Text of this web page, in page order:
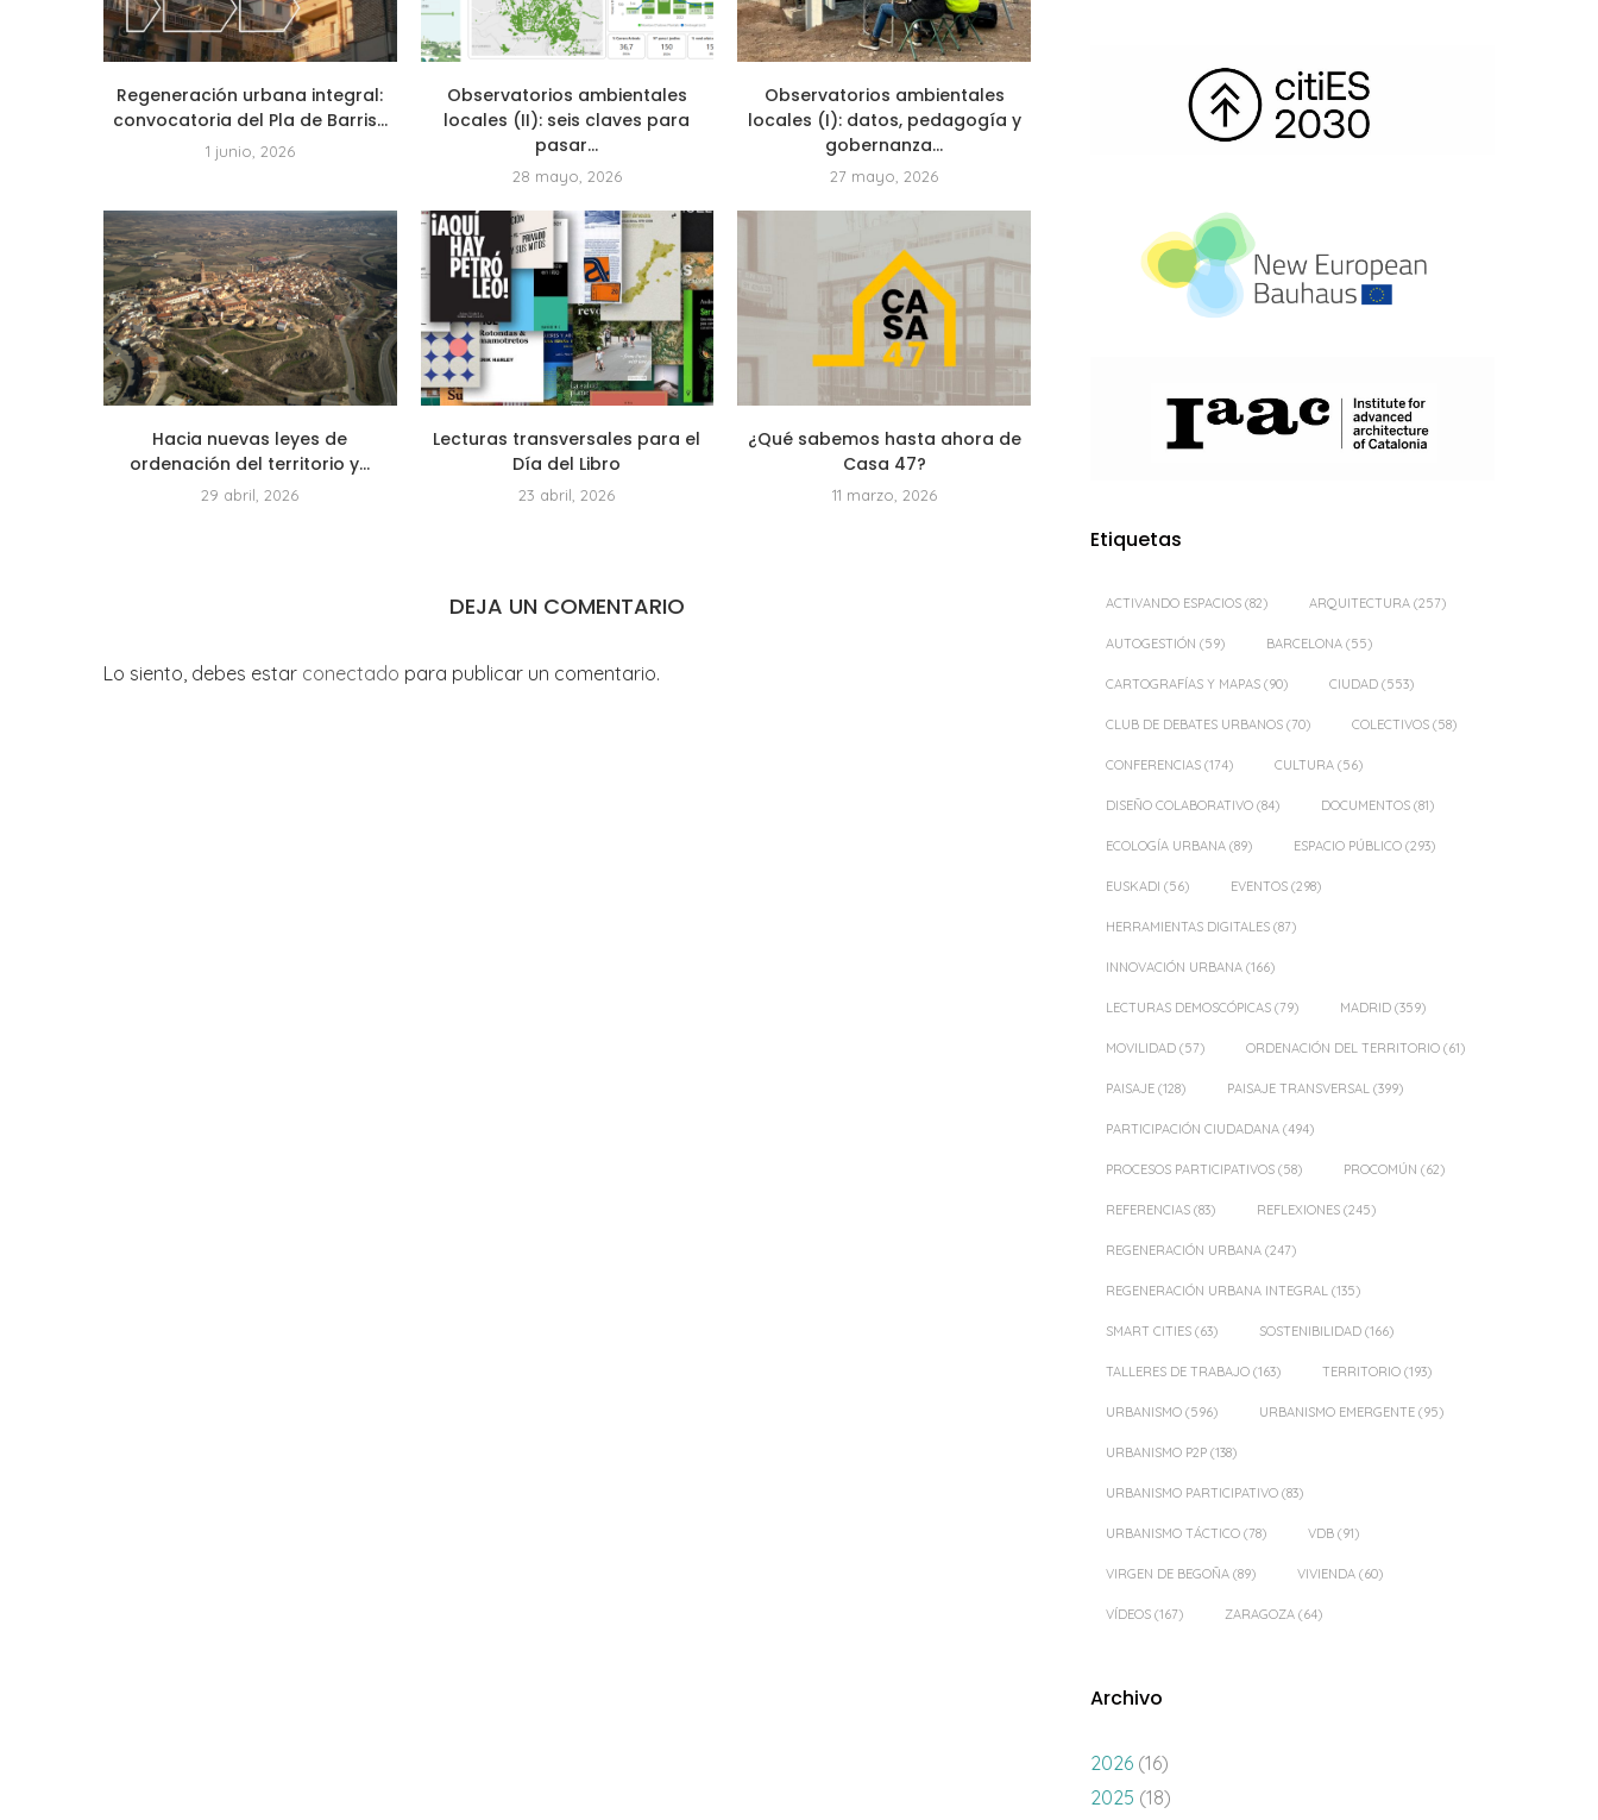
Regeneración urbana integral:
convocatoria del Pla de Barris...
1 junio, 2026
Observatorios ambientales
locales (II): seis claves para
pasar...
28 mayo, 2026
Observatorios ambientales
locales (I): datos, pedagogía y
gobernanza...
27 mayo, 2026
Hacia nuevas leyes de
ordenación del territorio y...
29 abril, 2026
Lecturas transversales para el
Día del Libro
23 abril, 2026
¿Qué sabemos hasta ahora de
Casa 47?
11 marzo, 2026
DEJA UN COMENTARIO
Lo siento, debes estar conectado para publicar un comentario.
Etiquetas
ACTIVANDO ESPACIOS (82) ARQUITECTURA (257)
AUTOGESTIÓN (59) BARCELONA (55)
CARTOGRAFÍAS Y MAPAS (90) CIUDAD (553)
CLUB DE DEBATES URBANOS (70) COLECTIVOS (58)
CONFERENCIAS (174) CULTURA (56)
DISEÑO COLABORATIVO (84) DOCUMENTOS (81)
ECOLOGÍA URBANA (89) ESPACIO PÚBLICO (293)
EUSKADI (56) EVENTOS (298)
HERRAMIENTAS DIGITALES (87)
INNOVACIÓN URBANA (166)
LECTURAS DEMOSCÓPICAS (79) MADRID (359)
MOVILIDAD (57) ORDENACIÓN DEL TERRITORIO (61)
PAISAJE (128) PAISAJE TRANSVERSAL (399)
PARTICIPACIÓN CIUDADANA (494)
PROCESOS PARTICIPATIVOS (58) PROCOMÚN (62)
REFERENCIAS (83) REFLEXIONES (245)
REGENERACIÓN URBANA (247)
REGENERACIÓN URBANA INTEGRAL (135)
SMART CITIES (63) SOSTENIBILIDAD (166)
TALLERES DE TRABAJO (163) TERRITORIO (193)
URBANISMO (596) URBANISMO EMERGENTE (95)
URBANISMO P2P (138)
URBANISMO PARTICIPATIVO (83)
URBANISMO TÁCTICO (78) VDB (91)
VIRGEN DE BEGOÑA (89) VIVIENDA (60)
VÍDEOS (167) ZARAGOZA (64)
Archivo
2026 (16)
2025 (18)